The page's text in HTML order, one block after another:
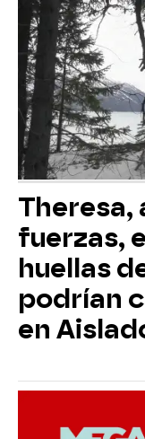
Theresa,
fuerzas,
huellas
podrían
en